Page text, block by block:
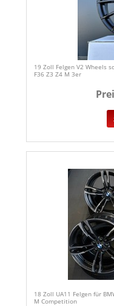
19 Zoll Felgen V2 Wheels
F36 Z3 Z4 M 3er
18 Zoll UA11 Felgen für
M Competition